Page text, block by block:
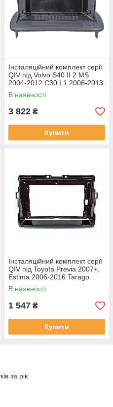
Інсталяційний комплект серії
QIV під Volvo S40 II 2 MS
2004-2012 C30 I 1 2006-2013
C70 II 2 2005-2013 (W2) 9
В наявності
3 822 ₴
Купити
Інсталяційний комплект серії
QIV під Toyota Previa 2007+,
Estima 2006-2016 Tarago
2007-2016 (W1) 9 дюймів
В наявності
1 547 ₴
Купити
за рік